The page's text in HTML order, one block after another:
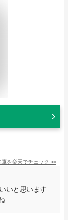
庫を楽天でチェック >>
いと思います